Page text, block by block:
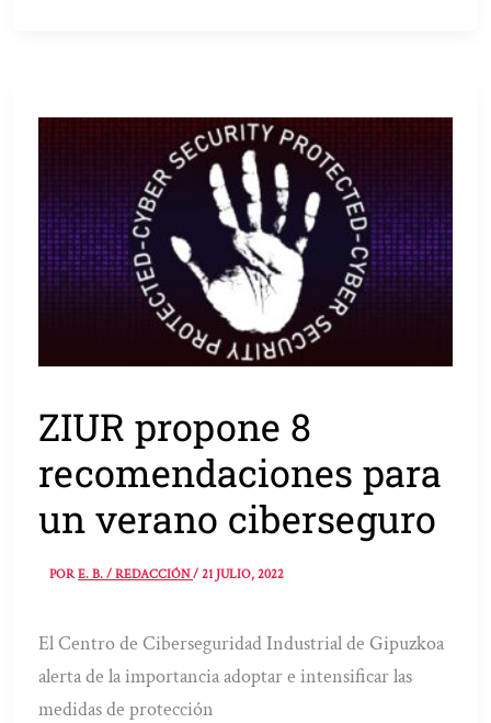
ZIUR propone 8
recomendaciones para
un verano ciberseguro
PORE. B. / REDACCIÓN/21 JULIO, 2022
El Centro de Ciberseguridad Industrial de Gipuzkoa
alerta de la importancia adoptar e intensificar las
medidas de protección